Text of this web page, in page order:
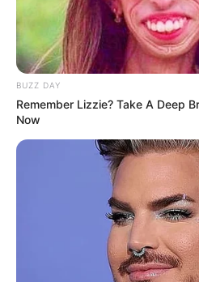
BUZZ DAY
Remember Lizzie? Take A Deep
Now